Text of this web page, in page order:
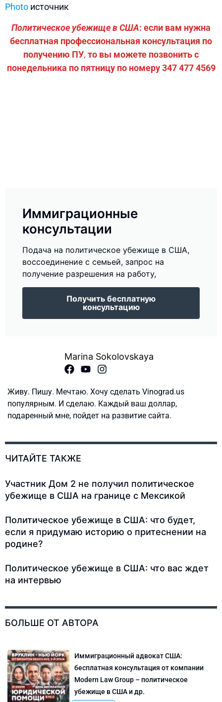
Photo источник
Политическое убежище в США: если вам нужна
бесплатная профессиональная консультация по
получению ПУ, то вы можете позвонить с
понедельника по пятницу по номеру 347 477 4569
Иммиграционные
консультации
Подача на политическое убежище в США,
воссоединение с семьей, запрос на
получение разрешения на работу,
Получить бесплатную
консультацию
Marina Sokolovskaya
Живу. Пишу. Мечтаю. Хочу сделать Vinograd.us
популярным. И сделаю. Каждый ваш доллар,
подаренный мне, пойдет на развитие сайта.
ЧИТАЙТЕ ТАКЖЕ
Участник Дом 2 не получил политическое
убежище в США на границе с Мексикой
Политическое убежище в США: что будет,
если я придумаю историю о притеснении на
родине?
Политическое убежище в США: что вас ждет
на интервью
БОЛЬШЕ ОТ АВТОРА
Иммиграционный адвокат США:
бесплатная консультация от компании
Modern Law Group – политическое
убежище в США и др.